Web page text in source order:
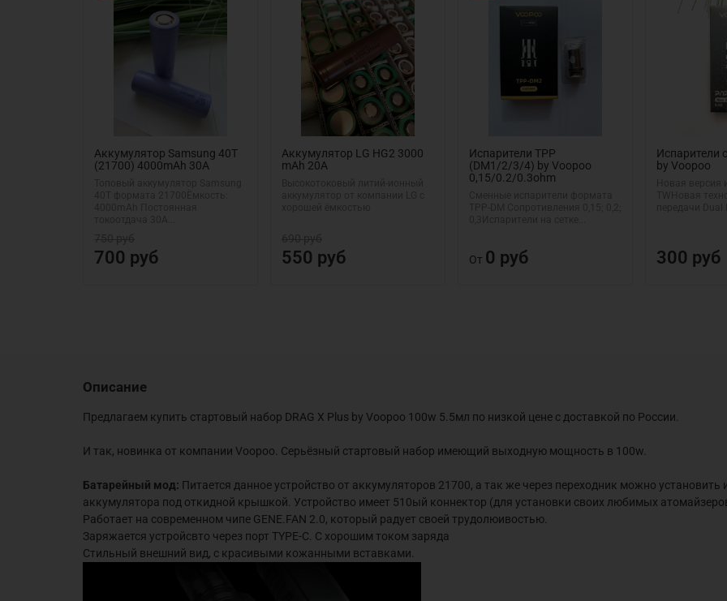
Аккумулятор Samsung 40T
(21700) 4000mAh 30A
700 руб
Аккумулятор LG HG2 3000
mAh 20A
550 руб
Испарители TPP
(DM1/2/3/4) by Voopoo
0,15/0.2/0.3ohm
От 0 руб
Испарители
by Voopoo
300 руб
Описание
Предлагаем купить стартовый набор DRAG X Plus by Voopoo 100w 5.5мл по низкой цене с доставкой по России.
И так, новинка от компании Voopoo. Серьёзный стартовый набор имеющий выходную мощность в 100w.
Батарейный мод: Питается данное устройство от аккумуляторов 21700, а так же через переходник можно
аккумулятора под откидной крышкой. Устройство имеет 510ый коннектор (для установки своих любимых
Работает на современном чипе GENE.FAN 2.0, который радует своей трудолюивостью.
Заряжается устройсвто через порт TYPE-C. С хорошим током заряда
Стильный внешний вид, с красивыми кожанными вставками.